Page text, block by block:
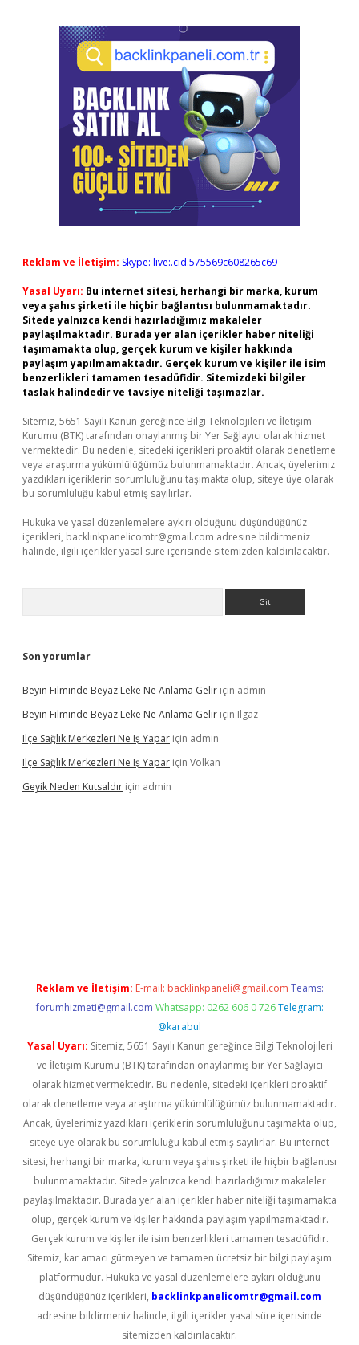
Reklam ve İletişim: Skype: live:.cid.575569c608265c69
Yasal Uyarı: Bu internet sitesi, herhangi bir marka, kurum
veya şahıs şirketi ile hiçbir bağlantısı bulunmamaktadır.
Sitede yalnızca kendi hazırladığımız makaleler
paylaşılmaktadır. Burada yer alan içerikler haber niteliği
taşımamakta olup, gerçek kurum ve kişiler hakkında
paylaşım yapılmamaktadır. Gerçek kurum ve kişiler ile isim
benzerlikleri tamamen tesadüfidir. Sitemizdeki bilgiler
taslak halindedir ve tavsiye niteliği taşımazlar.
Sitemiz, 5651 Sayılı Kanun gereğince Bilgi Teknolojileri ve İletişim
Kurumu (BTK) tarafından onaylanmış bir Yer Sağlayıcı olarak hizmet
vermektedir. Bu nedenle, sitedeki içerikleri proaktif olarak denetleme
veya araştırma yükümlülüğümüz bulunmamaktadır. Ancak, üyelerimiz
yazdıkları içeriklerin sorumluluğunu taşımakta olup, siteye üye olarak
bu sorumluluğu kabul etmiş sayılırlar.
Hukuka ve yasal düzenlemelere aykırı olduğunu düşündüğünüz
içerikleri, backlinkpanelicomtr@gmail.com adresine bildirmeniz
halinde, ilgili içerikler yasal süre içerisinde sitemizden kaldırılacaktır.
Son yorumlar
Beyin Filminde Beyaz Leke Ne Anlama Gelir için admin
Beyin Filminde Beyaz Leke Ne Anlama Gelir için Ilgaz
Ilçe Sağlık Merkezleri Ne Iş Yapar için admin
Ilçe Sağlık Merkezleri Ne Iş Yapar için Volkan
Geyik Neden Kutsaldır için admin
Reklam ve İletişim: E-mail: backlinkpaneli@gmail.com Teams:
forumhizmeti@gmail.com Whatsapp: 0262 606 0 726 Telegram:
@karabul
Yasal Uyarı: Sitemiz, 5651 Sayılı Kanun gereğince Bilgi Teknolojileri
ve İletişim Kurumu (BTK) tarafından onaylanmış bir Yer Sağlayıcı
olarak hizmet vermektedir. Bu nedenle, sitedeki içerikleri proaktif
olarak denetleme veya araştırma yükümlülüğümüz bulunmamaktadır.
Ancak, üyelerimiz yazdıkları içeriklerin sorumluluğunu taşımakta olup,
siteye üye olarak bu sorumluluğu kabul etmiş sayılırlar. Bu internet
sitesi, herhangi bir marka, kurum veya şahıs şirketi ile hiçbir bağlantısı
bulunmamaktadır. Sitede yalnızca kendi hazırladığımız makaleler
paylaşılmaktadır. Burada yer alan içerikler haber niteliği taşımamakta
olup, gerçek kurum ve kişiler hakkında paylaşım yapılmamaktadır.
Gerçek kurum ve kişiler ile isim benzerlikleri tamamen tesadüfidir.
Sitemiz, kar amacı gütmeyen ve tamamen ücretsiz bir bilgi paylaşım
platformudur. Hukuka ve yasal düzenlemelere aykırı olduğunu
düşündüğünüz içerikleri, backlinkpanelicomtr@gmail.com
adresine bildirmeniz halinde, ilgili içerikler yasal süre içerisinde
sitemizden kaldırılacaktır.